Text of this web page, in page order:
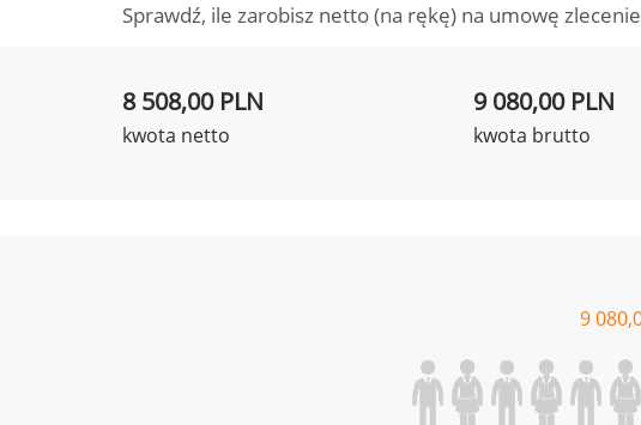
Sprawdź, ile zarobisz netto (na rękę) na umowę
8 508,00 PLN
kwota netto
9 080,00 PLN
kwota brutto
9